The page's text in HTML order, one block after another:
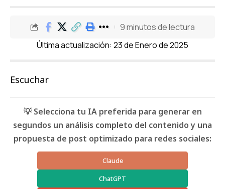
Última actualización: 23 de Enero de 2025
9 minutos de lectura
Escuchar
💡 Selecciona tu IA preferida para generar en
segundos un análisis completo del contenido y una
propuesta de post optimizado para redes sociales:
Claude
ChatGPT